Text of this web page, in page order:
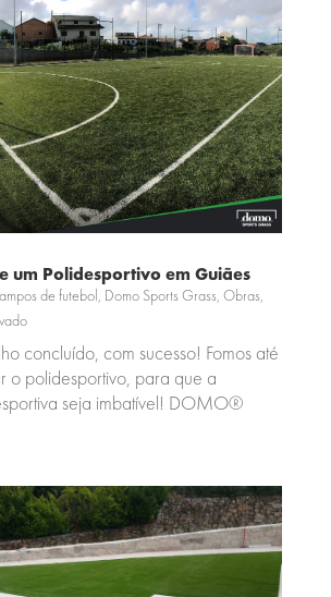
um Polidesportivo em Guiães
de futebol Domo Sports Grass, Obras,
concluído, com sucesso! Fomos até
o polidesportivo, para que a
seja imbatível! DOMO®